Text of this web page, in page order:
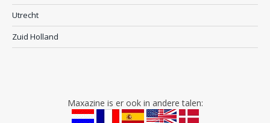
Utrecht
Zuid Holland
Maxazine is er ook in andere talen: